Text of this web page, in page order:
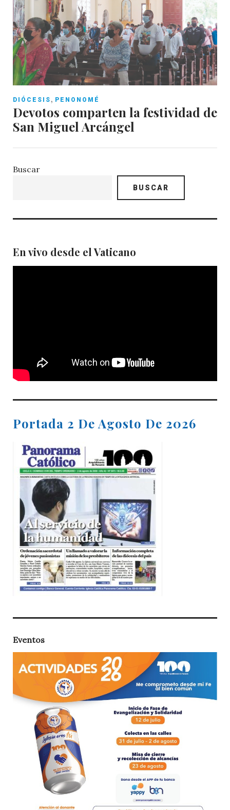
DIÓCESIS , PENONOMÉ
Devotos comparten la festividad de
San Miguel Arcángel
Buscar
BUSCAR
En vivo desde el Vaticano
Portada 2 De Agosto De 2026
Eventos